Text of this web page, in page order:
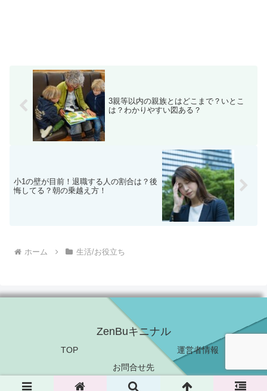
3親等以内の親族とはどこまで？いとこ
は？わかりやすい図ある？
小1の壁が目前！退職する人の割合は？後
悔してる？朝の乗越え方！
ホーム 生活/お役立ち
ZenBuキニナル
TOP
運営者情報
お問合せ先
© 2018 ZenBuキニナル.